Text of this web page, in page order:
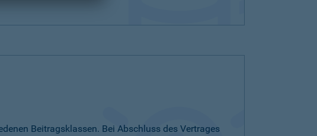
Beitragsklassen. Bei Abschluss des Vertrages